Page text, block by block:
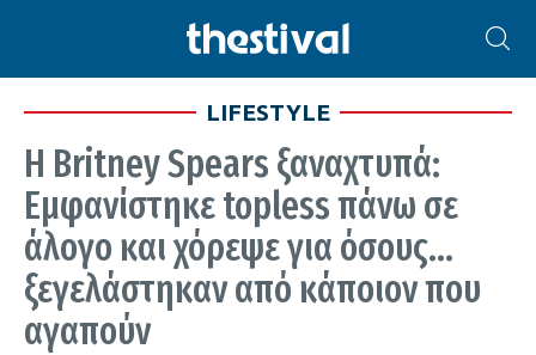
LIFESTYLE
H Britney Spears ξαναχτυπά:
Εμφανίστηκε topless πάνω σε
άλογο και χόρεψε για όσους…
ξεγελάστηκαν από κάποιον που
αγαπούν